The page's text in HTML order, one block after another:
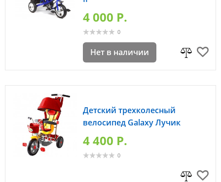
4 000 P.
0
Нет в наличии
Детский трехколесный
велосипед Galaxy Лучик
4 400 P.
0